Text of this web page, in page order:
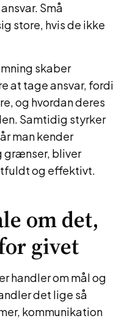
Små
store, hvis de ikke
skaber
at tage ansvar, fordi
og hvordan deres
Samtidig styrker
man kender
grænser, bliver
og effektivt.
om det,
givet
handler om mål og
det lige så
kommunikation